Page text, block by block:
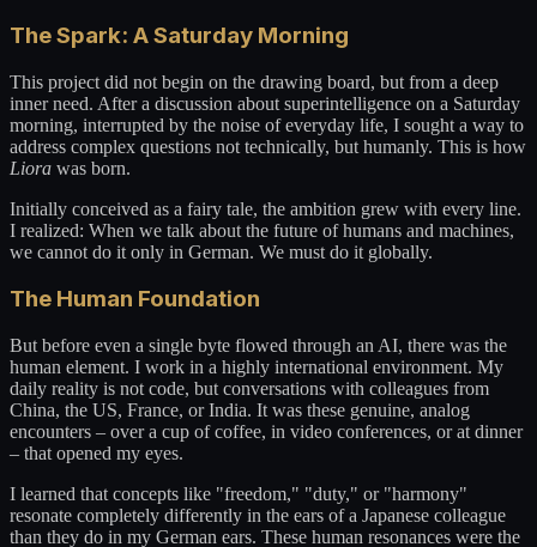
The Spark: A Saturday Morning
This project did not begin on the drawing board, but from a deep
inner need. After a discussion about superintelligence on a Saturday
morning, interrupted by the noise of everyday life, I sought a way to
address complex questions not technically, but humanly. This is how
Liora was born.
Initially conceived as a fairy tale, the ambition grew with every line.
I realized: When we talk about the future of humans and machines,
we cannot do it only in German. We must do it globally.
The Human Foundation
But before even a single byte flowed through an AI, there was the
human element. I work in a highly international environment. My
daily reality is not code, but conversations with colleagues from
China, the US, France, or India. It was these genuine, analog
encounters – over a cup of coffee, in video conferences, or at dinner
– that opened my eyes.
I learned that concepts like "freedom," "duty," or "harmony"
resonate completely differently in the ears of a Japanese colleague
than they do in my German ears. These human resonances were the